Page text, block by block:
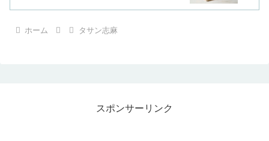
ホーム タサン志麻
スポンサーリンク